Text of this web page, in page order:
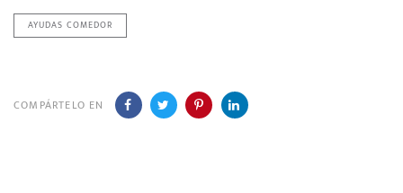
AYUDAS COMEDOR
COMPÁRTELO EN